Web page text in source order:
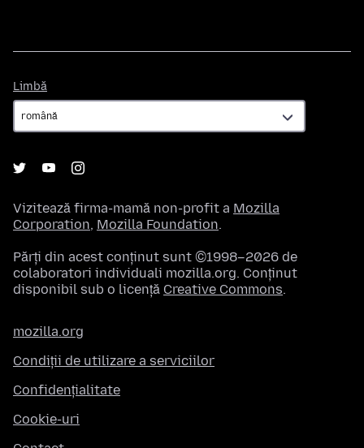
Limbă
Vizitează firma-mamă non-profit a Mozilla
Corporation, Mozilla Foundation.
Părți din acest conținut sunt ©1998–2026 de
colaboratori individuali mozilla.org. Conținut
disponibil sub o licență Creative Commons.
mozilla.org
Condiții de utilizare a serviciilor
Confidențialitate
Cookie-uri